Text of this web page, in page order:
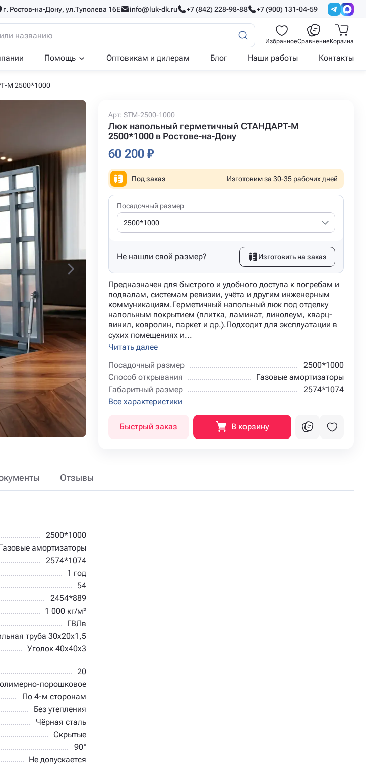
г. Ростов-на-Дону, ул.Туполева 16Е info@luk-dk.ru +7 (842) 228-98-88 +7 (900) 131-04-59
ИзбранноеСравнениеКорзина
Помощь Оптовикам и дилерам Блог Наши работы Контакты
М 2500*1000
Арт: STM-2500-1000
Люк напольный герметичный СТАНДАРТ-М
2500*1000 в Ростове-на-Дону
60 200 ₽
Под заказ Изготовим за 30-35 рабочих дней
Посадочный размер
2500*1000
Не нашли свой размер? Изготовить на заказ
Предназначен для быстрого и удобного доступа к погребам и
подвалам, системам ревизии, учёта и другим инженерным
коммуникациям.Герметичный напольный люк под отделку
напольным покрытием (плитка, ламинат, линолеум, кварц-
винил, ковролин, паркет и др.).Подходит для эксплуатации в
сухих помещениях и...
Читать далее
Посадочный размер
2500*1000
Способ открывания
Газовые амортизаторы
Габаритный размер
2574*1074
Все характеристики
Быстрый заказ В корзину
Отзывы
2500*1000
амортизаторы
2574*1074
1 год
54
2454*889
1 000 кг/м²
ГВЛв
труба 30х20х1,5
Уголок 40х40х3
20
порошковое
По 4-м сторонам
Без утепления
Чёрная сталь
Скрытые
90°
Не допускается